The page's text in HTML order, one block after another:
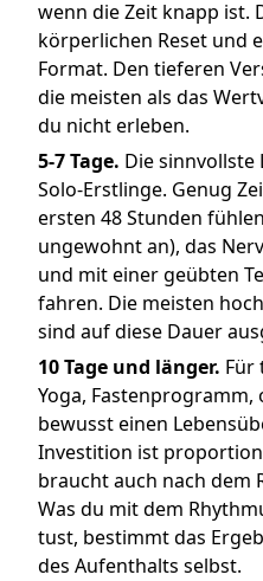
wenn die Zeit knapp ist.
körperlichen Reset und
Format. Den tieferen
die meisten als das
du nicht erleben.
5-7 Tage. Die sinnvollste
Solo-Erstlinge. Genug
ersten 48 Stunden
ungewohnt an), das
und mit einer geübten
fahren. Die meisten
sind auf diese Dauer
10 Tage und länger. Für
Yoga,
bewusst einen
Investition ist
braucht auch nach dem
Was du mit dem
tust, bestimmt das
des Aufenthalts selbst.